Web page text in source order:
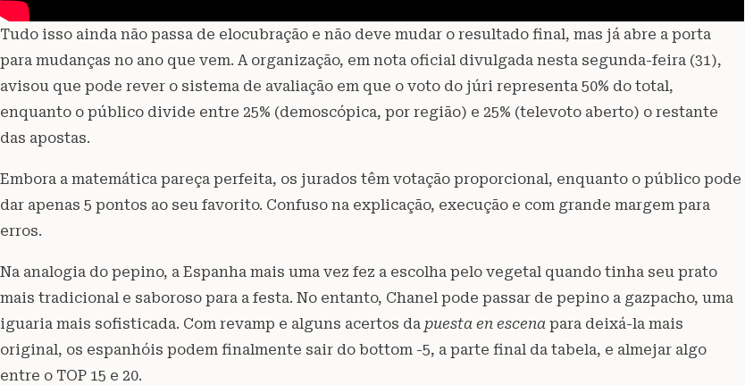
Tudo isso ainda não passa de elocubração e não deve mudar o resultado final, mas já abre a porta
para mudanças no ano que vem. A organização, em nota oficial divulgada nesta segunda-feira (31),
avisou que pode rever o sistema de avaliação em que o voto do júri representa 50% do total,
enquanto o público divide entre 25% (demoscópica, por região) e 25% (televoto aberto) o restante
das apostas.
Embora a matemática pareça perfeita, os jurados têm votação proporcional, enquanto o público pode
dar apenas 5 pontos ao seu favorito. Confuso na explicação, execução e com grande margem para
erros.
Na analogia do pepino, a Espanha mais uma vez fez a escolha pelo vegetal quando tinha seu prato
mais tradicional e saboroso para a festa. No entanto, Chanel pode passar de pepino a gazpacho, uma
iguaria mais sofisticada. Com revamp e alguns acertos da puesta en escena para deixá-la mais
original, os espanhóis podem finalmente sair do bottom -5, a parte final da tabela, e almejar algo
entre o TOP 15 e 20.